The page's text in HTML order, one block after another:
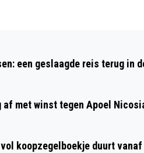
BOYS
een geslaagde reis terug in
met winst tegen Apoel
koopzegelboekje duurt